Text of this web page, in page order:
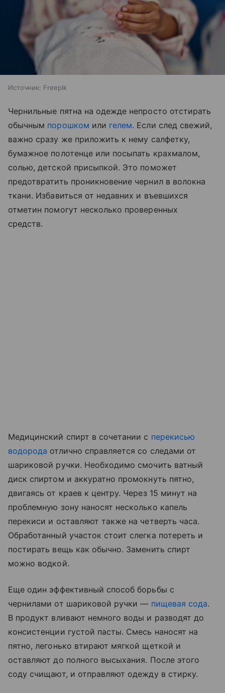
Источник: Freepik
Чернильные пятна на одежде непросто отстирать
обычным порошком или гелем. Если след свежий,
важно сразу же приложить к нему салфетку,
бумажное полотенце или посыпать крахмалом,
солью, детской присыпкой. Это поможет
предотвратить проникновение чернил в волокна
ткани. Избавиться от недавних и въевшихся
отметин помогут несколько проверенных
средств.
Медицинский спирт в сочетании с перекисью
водорода отлично справляется со следами от
шариковой ручки. Необходимо смочить ватный
диск спиртом и аккуратно промокнуть пятно,
двигаясь от краев к центру. Через 15 минут на
проблемную зону наносят несколько капель
перекиси и оставляют также на четверть часа.
Обработанный участок стоит слегка потереть и
постирать вещь как обычно. Заменить спирт
можно водкой.
Еще один эффективный способ борьбы с
чернилами от шариковой ручки — пищевая сода.
В продукт вливают немного воды и разводят до
консистенции густой пасты. Смесь наносят на
пятно, легонько втирают мягкой щеткой и
оставляют до полного высыхания. После этого
соду счищают, и отправляют одежду в стирку.